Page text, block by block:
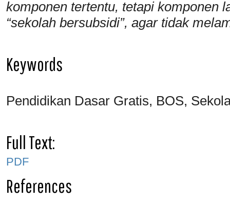
komponen tertentu, tetapi komponen
“sekolah bersubsidi”, agar tidak
Keywords
Pendidikan Dasar Gratis, BOS,
Full Text:
PDF
References